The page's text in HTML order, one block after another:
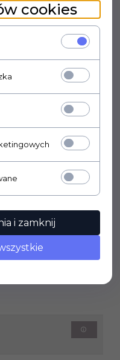
OPAKOWANIA
cookies
i zamknij